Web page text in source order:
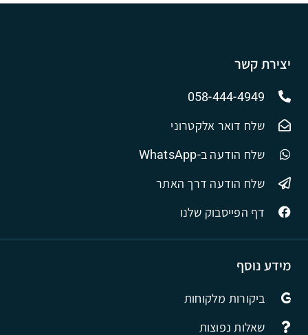
מידע נוסף
ביקורות מלקוחות
שאלות נפוצות
יצירת קשר
058-444-4949
שלח דואר אלקטרוני
שלח הודעה ב-WhatsApp
שלח הודעה דרך האתר
דף הפייסבוק שלנו